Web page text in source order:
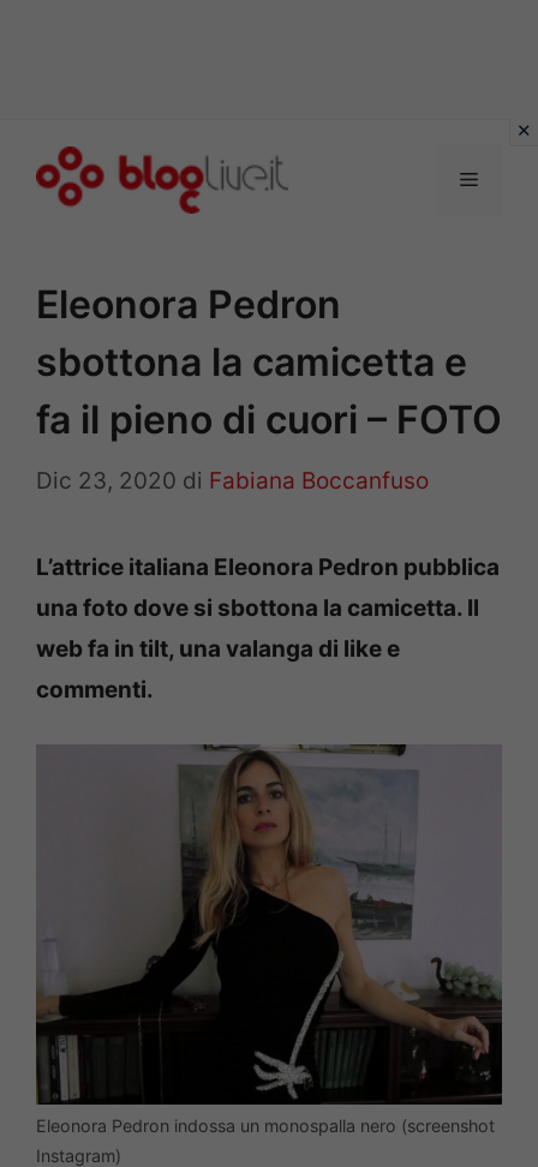
Menu
Eleonora Pedron
sbottona la camicetta e
fa il pieno di cuori – FOTO
Dic 23, 2020 di Fabiana Boccanfuso
L’attrice italiana Eleonora Pedron pubblica
una foto dove si sbottona la camicetta. Il
web fa in tilt, una valanga di like e
commenti.
Eleonora Pedron indossa un monospalla nero (screenshot
Instagram)